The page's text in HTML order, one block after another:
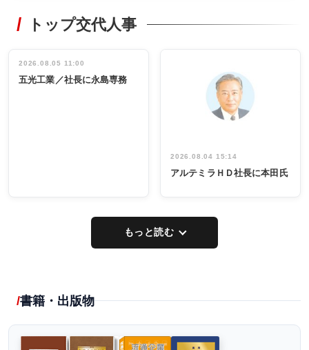
非鉄業界で
インタビュ
ー／社内ア
タックトレー
祝う 業界関
係者ら220人
出席
トップ交代人事
2026.08.05 11:00
五光工業／社長に永島専務
2026.08.04 15:14
アルテミラＨＤ社長に本田氏
もっと読む
書籍・出版物